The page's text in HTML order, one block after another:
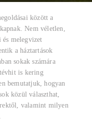
között a
Nem véletlen,
és melegvizet
a háztartások
sokak számára
is kering
bemutatjuk, hogyan
közül választhat,
valamint milyen